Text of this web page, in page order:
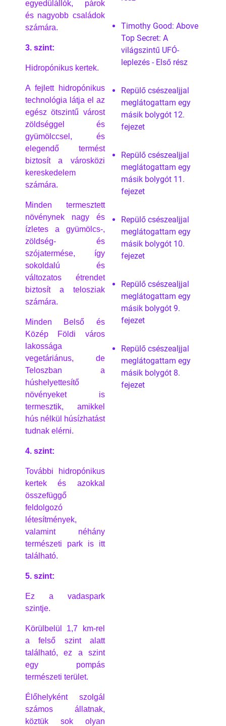
egyedülállók, párok
és nagyobb családok
számára.
3. szint:
Hidropónikus kertek.
A fejlett hidropónikus
technológia látja el az
egész ötszintű várost
zöldséggel és
gyümölccsel, és
elegendő termést
biztosít a városközi
kereskedelem
számára.
Minden termesztett
növénynek nagy és
ízletes a gyümölcs-,
zöldség- és
szójatermése, így
sokoldalú és
változatos étrendet
biztosít a telosziak
számára.
Minden Belső és
Közép Földi város
lakossága
vegetáriánus, de
Teloszban a
húshelyettesítő
növényeket is
termesztik, amikkel
hús nélkül húsízhatást
tudnak elérni.
4. szint:
További hidropónikus
kertek és azokkal
összefüggő
feldolgozó
létesítmények,
valamint néhány
természeti park is itt
található.
5. szint:
Ez a vadaspark
szintje.
Körülbelül 1,7 km-rel
a felső szint alatt
található, ez a szint
egy pompás
természeti terület.
Élőhelyként szolgál
számos állatnak,
köztük sok olyan
Timothy Good: Above
Top Secret: A
világszintű UFÓ-
leplezés - Első rész
Repülő csészealjjal
meglátogattam egy
másik bolygót 12.
fejezet
Repülő csészealjjal
meglátogattam egy
másik bolygót 11.
fejezet
Repülő csészealjjal
meglátogattam egy
másik bolygót 10.
fejezet
Repülő csészealjjal
meglátogattam egy
másik bolygót 9.
fejezet
Repülő csészealjjal
meglátogattam egy
másik bolygót 8.
fejezet